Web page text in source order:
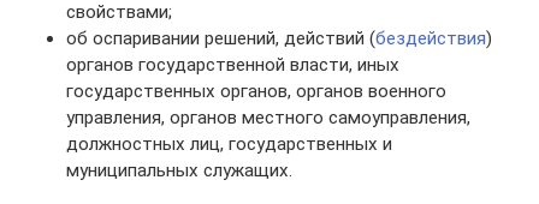
свойствами;
об оспаривании решений, действий (бездействия)
органов государственной власти, иных
государственных органов, органов военного
управления, органов местного самоуправления,
должностных лиц, государственных и
муниципальных служащих.